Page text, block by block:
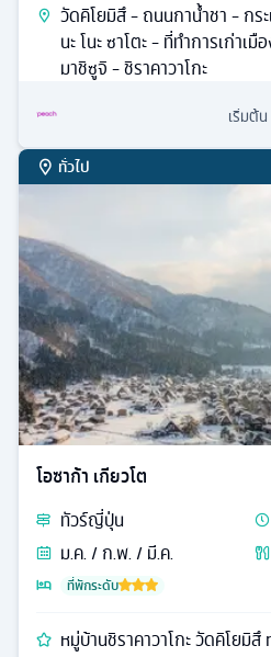
วัดคิโยมิสึ - ถนนกาน้ำชา - กระ
นะ โนะ ซาโตะ - ที่ทำการเก่าเ
มาชิซูจิ - ชิราคาวาโกะ
เริ่มต้น
ทั่วไป
โอซาก้า เกียวโต
ทัวร์ญี่ปุ่น
ม.ค. / ก.พ. / มี.ค.
ที่พักระดับ
หมู่บ้านชิราคาวาโกะ วัดคิโยมิ